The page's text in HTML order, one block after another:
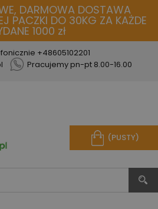
DARMOWA DOSTAWA
PACZKI DO 30KG ZA KAŻDE
1000 zł
+48605102201
Pracujemy pn-pt 8.00-16.00
(PUSTY)